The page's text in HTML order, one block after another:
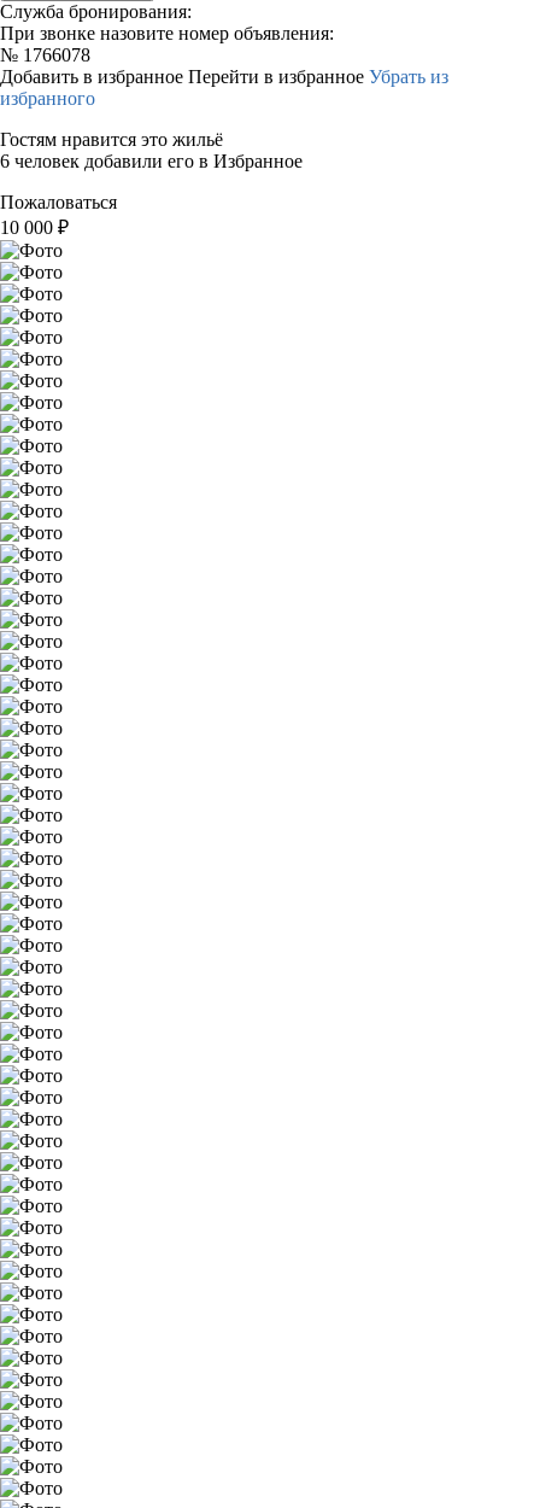
Служба бронирования:
При звонке назовите номер объявления:
№ 1766078
Добавить в избранное Перейти в избранное Убрать из
избранного
Гостям нравится это жильё
6 человек добавили его в Избранное
Пожаловаться
10 000 ₽